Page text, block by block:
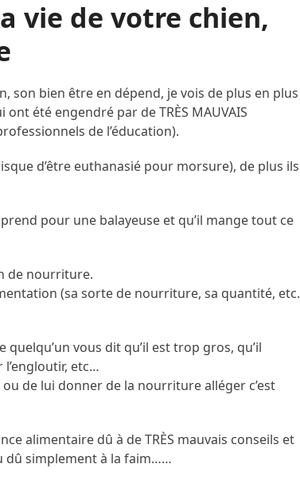
vie de votre chien,
bien être en dépend, je vois de plus en plus
été engendré par de TRÈS MAUVAIS
de l’éducation).
d’être euthanasié pour morsure), de plus ils
pour une balayeuse et qu’il mange tout ce
de nourriture.
(sa sorte de nourriture, sa quantité, etc.
vous dit qu’il est trop gros, qu’il
etc…
de lui donner de la nourriture alléger c’est
alimentaire dû à de TRÈS mauvais conseils et
dû simplement à la faim……